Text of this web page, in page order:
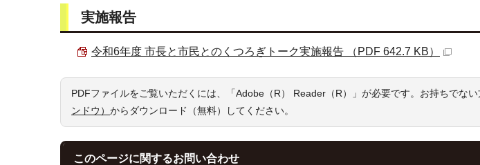
実施報告
令和6年度 市長と市民とのくつろぎトーク実施報告 （PDF 642.7 KB）
PDFファイルをご覧いただくには、「Adobe（R） Reader（R）」が必要です。お持ちでない
ンドウ） からダウンロード（無料）してください。
このページに関するお問い合わせ